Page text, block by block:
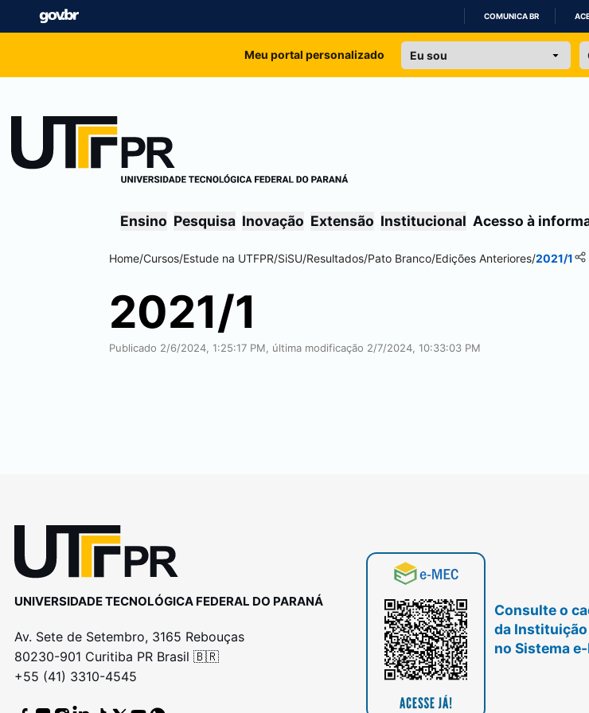
IR
COMUNICA BR
Meu portal personalizado
Ensino Pesquisa Inovação Extensão Institucional Acesso à
Home/Cursos/Estude na UTFPR/SiSU/Resultados/Pato Branco/Edições Anteriores/2021/1
2021/1
Publicado 2/6/2024, 1:25:17 PM, última modificação 2/7/2024, 10:33:03 PM
UNIVERSIDADE TECNOLÓGICA FEDERAL DO PARANÁ
Av. Sete de Setembro, 3165 Rebouças
80230-901 Curitiba PR Brasil 🇧🇷
+55 (41) 3310-4545
Consulte o
da Instituição
no Sistema